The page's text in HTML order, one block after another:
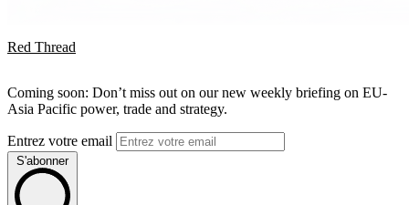
Red Thread
Coming soon: Don’t miss out on our new weekly briefing on EU-
Asia Pacific power, trade and strategy.
Entrez votre email
S'abonner